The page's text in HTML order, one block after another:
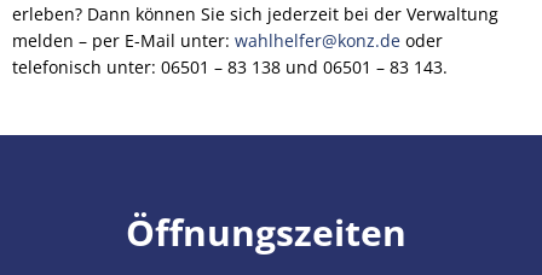
erleben? Dann können Sie sich jederzeit bei der Verwaltung
melden – per E-Mail unter: wahlhelfer@konz.de oder
telefonisch unter: 06501 – 83 138 und 06501 – 83 143.
Öffnungszeiten